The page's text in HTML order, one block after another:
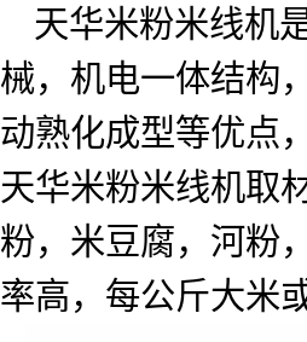
天华米粉米线机
械，机电一体结构
动熟化成型等优点
天华米粉米线机取
粉，米豆腐，河粉
率高，每公斤大米